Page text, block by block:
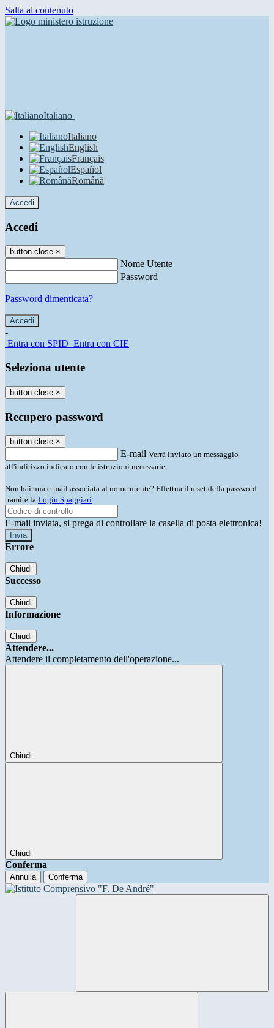
Salta al contenuto
Italiano
Italiano
English
Français
Español
Română
Accedi
Accedi
button close ×
Nome Utente
Password
Password dimenticata?
-
Entra con SPID Entra con CIE
Seleziona utente
button close ×
Recupero password
button close ×
E-mail Verrà inviato un messaggio
all'indirizzo indicato con le istruzioni necessarie.
Non hai una e-mail associata al nome utente? Effettua il reset della password
tramite la Login Spaggiari
E-mail inviata, si prega di controllare la casella di posta elettronica!
Errore
Chiudi
Successo
Chiudi
Informazione
Chiudi
Attendere...
Attendere il completamento dell'operazione...
Chiudi
Chiudi
Conferma
Annulla Conferma